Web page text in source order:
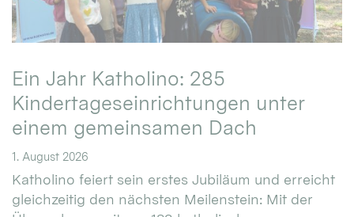
Ein Jahr Katholino: 285
Kindertageseinrichtungen unter
einem gemeinsamen Dach
1. August 2026
Katholino feiert sein erstes Jubiläum und erreicht
gleichzeitig den nächsten Meilenstein: Mit der